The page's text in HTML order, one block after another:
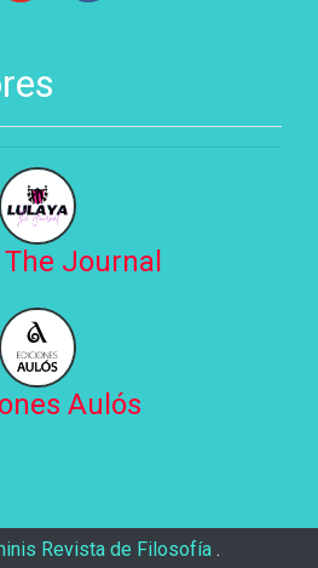
Journal
Aulós
Revista de Filosofía .